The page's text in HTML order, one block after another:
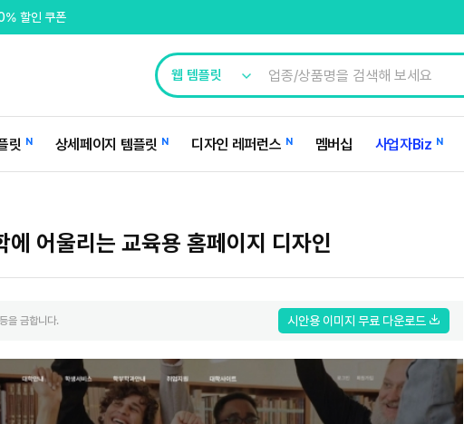
공
릿 N 상세페이지 템플릿 N 디자인 레퍼런스 N 멤버십 사업자Biz N
에 어울리는 교육용 홈페이지 디자인
을 금합니다. 시안용 이미지 무료 다운로드